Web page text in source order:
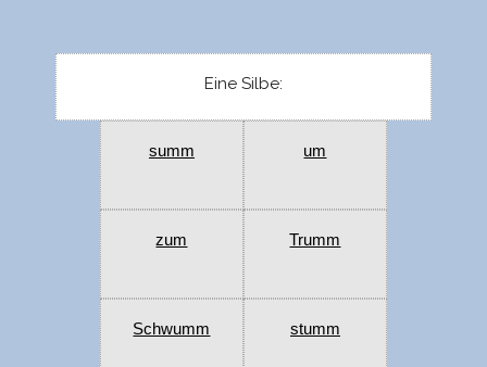
Eine Silbe:
summ um
zum Trumm
Schwumm stumm